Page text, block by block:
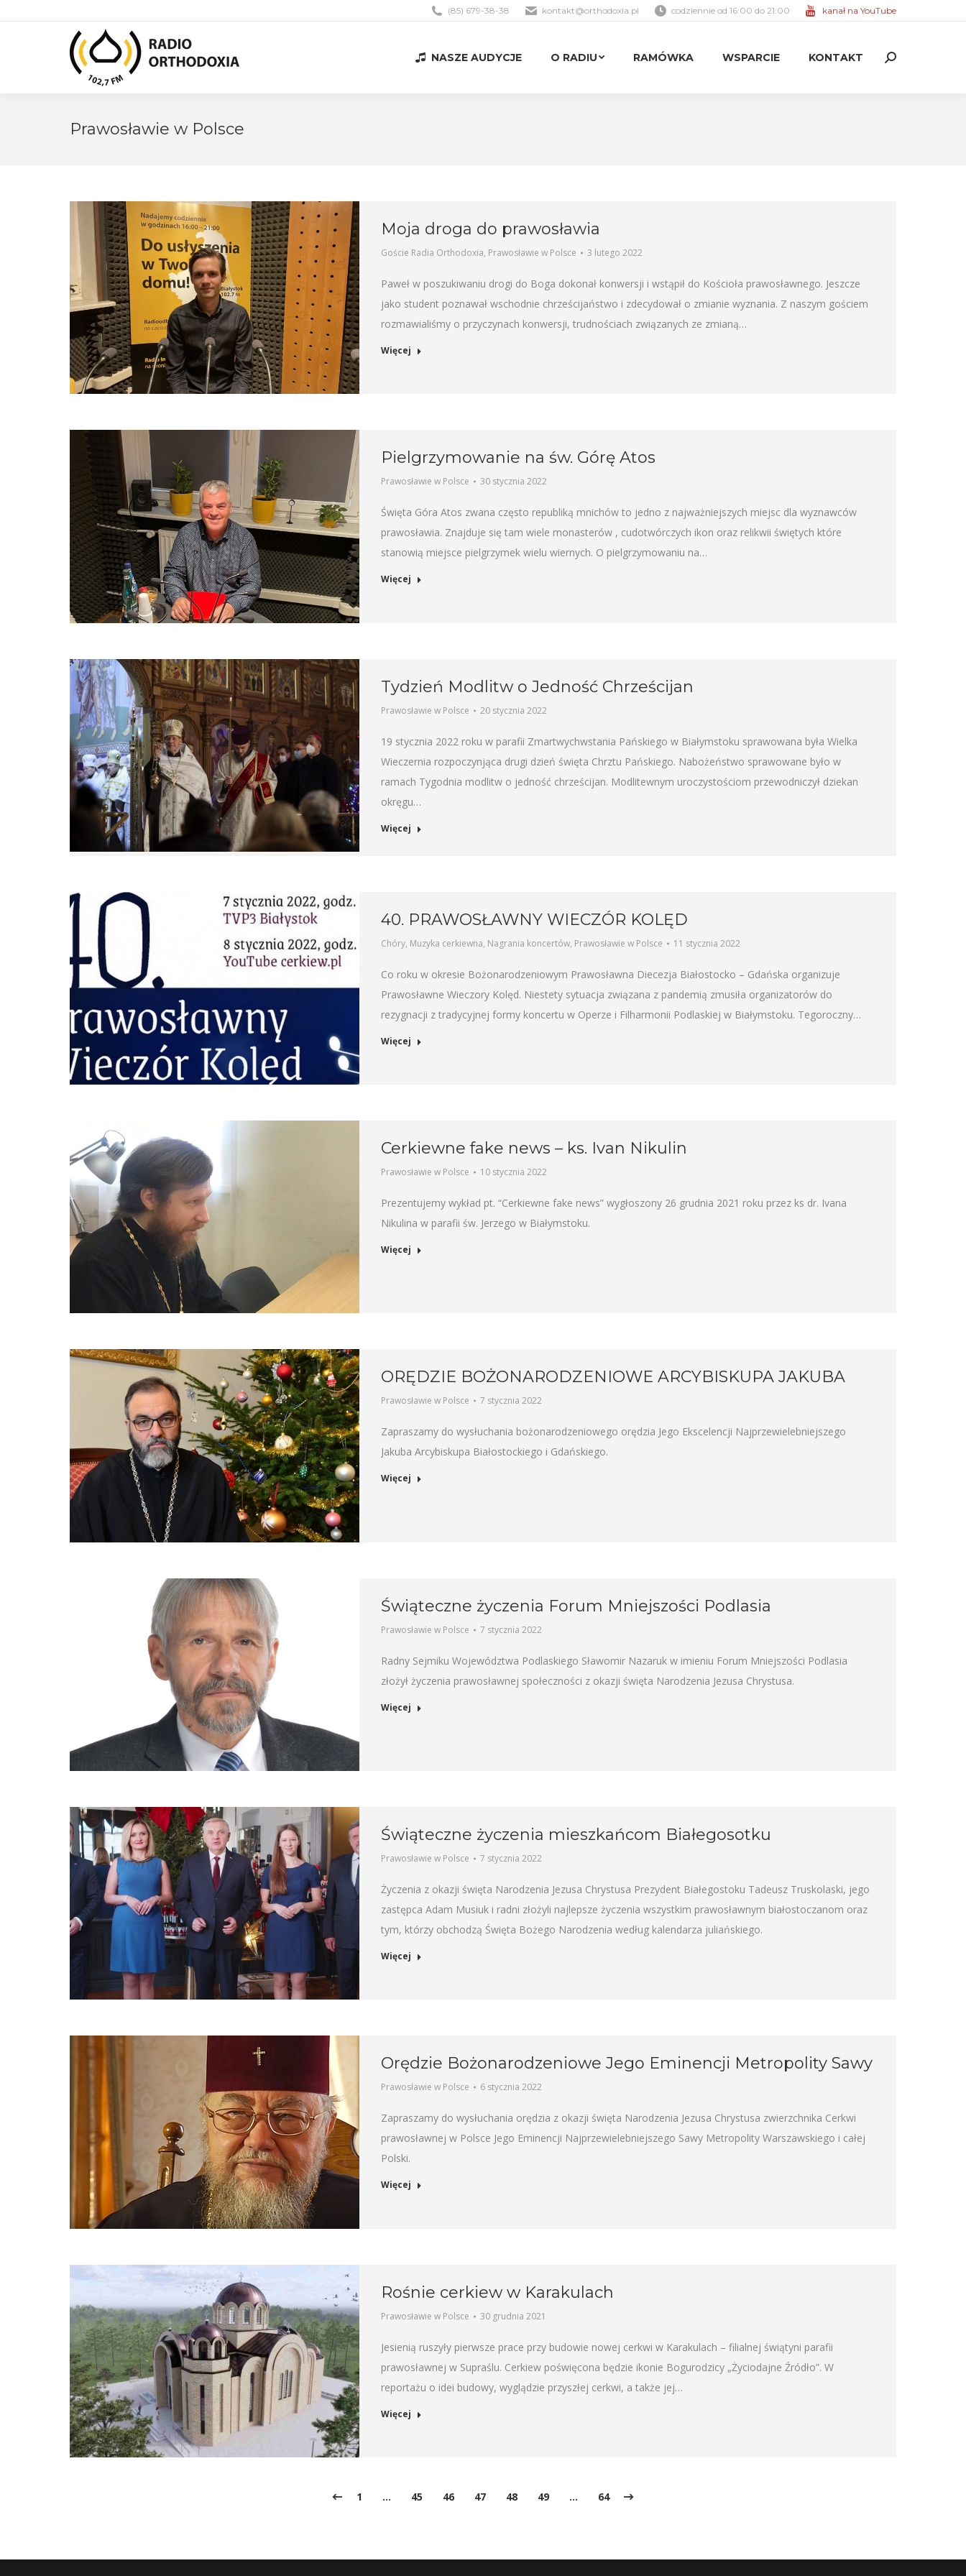
(85) 679-38-38 kontakt@orthodoxia.pl codziennie od 16:00 do 21:00 kanał na YouTube
NASZE AUDYCJE O RADIU RAMÓWKA WSPARCIE KONTAKT Search:
Prawosławie w Polsce
Moja droga do prawosławia
Goście Radia Orthodoxia, Prawosławie w Polsce 3 lutego 2022
Paweł w poszukiwaniu drogi do Boga dokonał konwersji i wstąpił do Kościoła prawosławnego. Jeszcze
jako student poznawał wschodnie chrześcijaństwo i zdecydował o zmianie wyznania. Z naszym gościem
rozmawialiśmy o przyczynach konwersji, trudnościach związanych ze zmianą…
Więcej
Pielgrzymowanie na św. Górę Atos
Prawosławie w Polsce 30 stycznia 2022
Święta Góra Atos zwana często republiką mnichów to jedno z najważniejszych miejsc dla wyznawców
prawosławia. Znajduje się tam wiele monasterów , cudotwórczych ikon oraz relikwii świętych które
stanowią miejsce pielgrzymek wielu wiernych. O pielgrzymowaniu na…
Więcej
Tydzień Modlitw o Jedność Chrześcijan
Prawosławie w Polsce 20 stycznia 2022
19 stycznia 2022 roku w parafii Zmartwychwstania Pańskiego w Białymstoku sprawowana była Wielka
Wieczernia rozpoczynjąca drugi dzień święta Chrztu Pańskiego. Nabożeństwo sprawowane było w
ramach Tygodnia modlitw o jedność chrześcijan. Modlitewnym uroczystościom przewodniczył dziekan
okręgu…
Więcej
40. PRAWOSŁAWNY WIECZÓR KOLĘD
Chóry, Muzyka cerkiewna, Nagrania koncertów, Prawosławie w Polsce 11 stycznia 2022
Co roku w okresie Bożonarodzeniowym Prawosławna Diecezja Białostocko – Gdańska organizuje
Prawosławne Wieczory Kolęd. Niestety sytuacja związana z pandemią zmusiła organizatorów do
rezygnacji z tradycyjnej formy koncertu w Operze i Filharmonii Podlaskiej w Białymstoku. Tegoroczny…
Więcej
Cerkiewne fake news – ks. Ivan Nikulin
Prawosławie w Polsce 10 stycznia 2022
Prezentujemy wykład pt. “Cerkiewne fake news” wygłoszony 26 grudnia 2021 roku przez ks dr. Ivana
Nikulina w parafii św. Jerzego w Białymstoku.
Więcej
ORĘDZIE BOŻONARODZENIOWE ARCYBISKUPA JAKUBA
Prawosławie w Polsce 7 stycznia 2022
Zapraszamy do wysłuchania bożonarodzeniowego orędzia Jego Ekscelencji Najprzewielebniejszego
Jakuba Arcybiskupa Białostockiego i Gdańskiego.
Więcej
Świąteczne życzenia Forum Mniejszości Podlasia
Prawosławie w Polsce 7 stycznia 2022
Radny Sejmiku Województwa Podlaskiego Sławomir Nazaruk w imieniu Forum Mniejszości Podlasia
złożył życzenia prawosławnej społeczności z okazji święta Narodzenia Jezusa Chrystusa.
Więcej
Świąteczne życzenia mieszkańcom Białegosotku
Prawosławie w Polsce 7 stycznia 2022
Życzenia z okazji święta Narodzenia Jezusa Chrystusa Prezydent Białegostoku Tadeusz Truskolaski, jego
zastępca Adam Musiuk i radni złożyli najlepsze życzenia wszystkim prawosławnym białostoczanom oraz
tym, którzy obchodzą Święta Bożego Narodzenia według kalendarza juliańskiego.
Więcej
Orędzie Bożonarodzeniowe Jego Eminencji Metropolity Sawy
Prawosławie w Polsce 6 stycznia 2022
Zapraszamy do wysłuchania orędzia z okazji święta Narodzenia Jezusa Chrystusa zwierzchnika Cerkwi
prawosławnej w Polsce Jego Eminencji Najprzewielebniejszego Sawy Metropolity Warszawskiego i całej
Polski.
Więcej
Rośnie cerkiew w Karakulach
Prawosławie w Polsce 30 grudnia 2021
Jesienią ruszyły pierwsze prace przy budowie nowej cerkwi w Karakulach – filialnej świątyni parafii
prawosławnej w Supraślu. Cerkiew poświęcona będzie ikonie Bogurodzicy „Życiodajne Źródło”. W
reportażu o idei budowy, wyglądzie przyszłej cerkwi, a także jej…
Więcej
1 … 45 46 47 48 49 … 64